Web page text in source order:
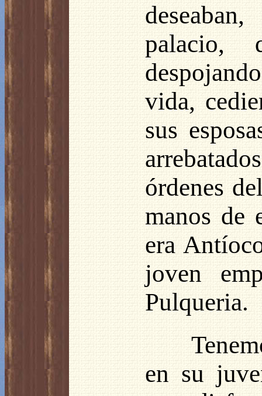
palacio,
vida,
sus
órdenes
manos de
era
joven
Pulqueria.
en su